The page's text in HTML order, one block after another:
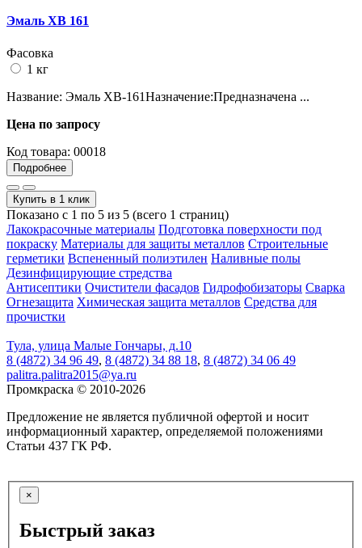
Эмаль ХВ 161
Фасовка
1 кг
Название: Эмаль ХВ-161Назначение:Предназначена ...
Цена по запросу
Код товара: 00018
Подробнее
Купить в 1 клик
Показано с 1 по 5 из 5 (всего 1 страниц)
Лакокрасочные материалы Подготовка поверхности под
покраску Материалы для защиты металлов Строительные
герметики Вспененный полиэтилен Наливные полы
Дезинфицирующие стредства
Антисептики Очистители фасадов Гидрофобизаторы Сварка
Огнезащита Химическая защита металлов Средства для
прочистки
Тула, улица Малые Гончары, д.10
8 (4872) 34 96 49, 8 (4872) 34 88 18, 8 (4872) 34 06 49
palitra.palitra2015@ya.ru
Промкраска © 2010-2026
Предложение не является публичной офертой и носит
информационный характер, определяемой положениями
Статьи 437 ГК РФ.
×
Быстрый заказ